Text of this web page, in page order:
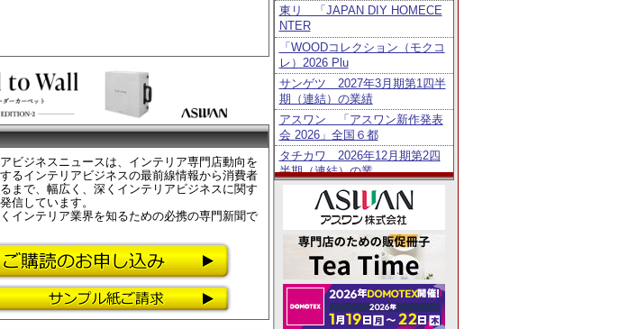
ビジネスニュースは、インテリア専門店動向を
るインテリアビジネスの最前線情報から消費者
まで、幅広く、深くインテリアビジネスに関す
信しています。
インテリア業界を知るための必携の専門新聞で
東リ 「JAPAN DIY HOMECE
NTER
「WOODコレクション（モクコ
レ）2026 Plu
サンゲツ 2027年3月期第1四半
期（連結）の業績
アスワン 「アスワン新作発表
会 2026」全国６都
タチカワ 2026年12月期第2四
半期（連結）の業
トーソー 2027年3月期第1四半
期（連結）の業績
鹿田産業 「Homo Faber Guid
e」に日
タチカワ 「日経・東証ＩＲフ
ェア2026」出展